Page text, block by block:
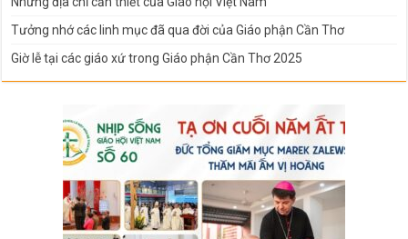
Tưởng nhớ các linh mục đã qua đời của Giáo phận Cần Thơ
Giờ lễ tại các giáo xứ trong Giáo phận Cần Thơ 2025